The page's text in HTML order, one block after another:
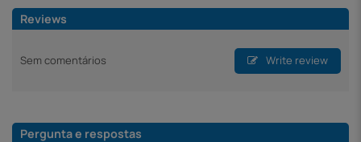
Reviews
Sem comentários Write review
Pergunta e respostas